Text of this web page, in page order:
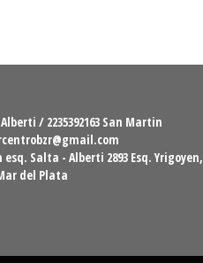
Alberti / 2235392163 San Martin
Salta - Alberti 2893 Esq. Yrigoyen,
del Plata